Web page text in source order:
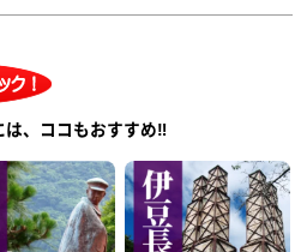
、ココもおすすめ‼